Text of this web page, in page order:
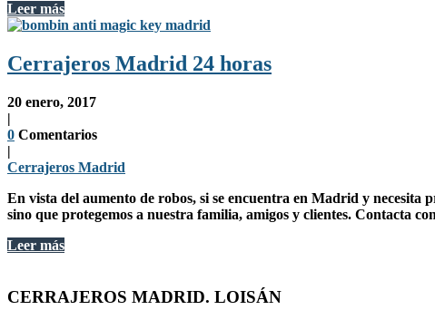
Leer más
Cerrajeros Madrid 24 horas
20 enero, 2017
|
0 Comentarios
|
Cerrajeros Madrid
En vista del aumento de robos, si se encuentra en Madrid y necesita
sino que protegemos a nuestra familia, amigos y clientes. Contacta
Leer más
CERRAJEROS MADRID. LOISÁN